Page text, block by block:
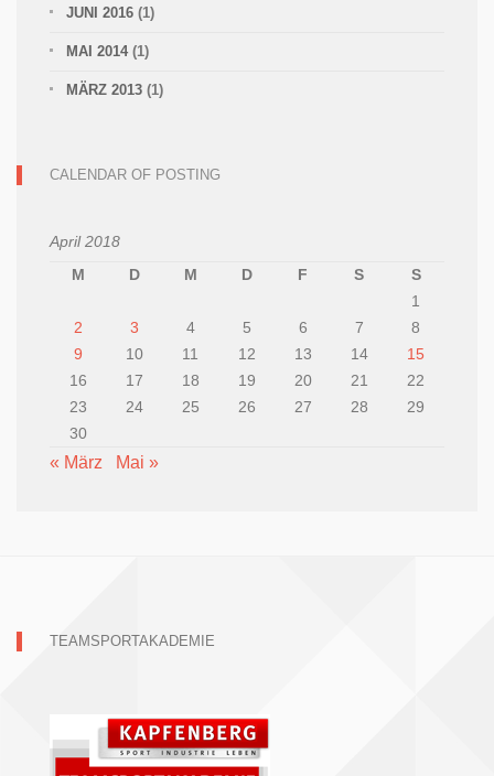
JUNI 2016 (1)
MAI 2014 (1)
MÄRZ 2013 (1)
CALENDAR OF POSTING
April 2018
M
D M D F S
S
1
2
3 4 5 6 7
8
9
10 11 12 13 14
15
16
17 18 19 20 21
22
23
24 25 26 27 28
29
30
« März Mai »
TEAMSPORTAKADEMIE